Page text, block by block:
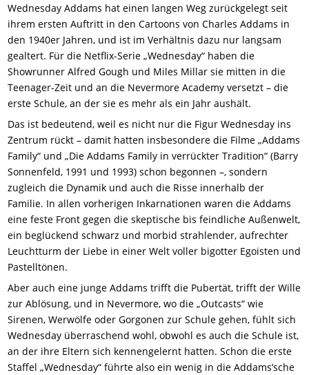
Wednesday Addams hat einen langen Weg zurückgelegt seit
ihrem ersten Auftritt in den Cartoons von Charles Addams in
den 1940er Jahren, und ist im Verhältnis dazu nur langsam
gealtert. Für die Netflix-Serie „Wednesday“ haben die
Showrunner Alfred Gough und Miles Millar sie mitten in die
Teenager-Zeit und an die Nevermore Academy versetzt – die
erste Schule, an der sie es mehr als ein Jahr aushält.
Das ist bedeutend, weil es nicht nur die Figur Wednesday ins
Zentrum rückt – damit hatten insbesondere die Filme „Addams
Family“ und „Die Addams Family in verrückter Tradition“ (Barry
Sonnenfeld, 1991 und 1993) schon begonnen –, sondern
zugleich die Dynamik und auch die Risse innerhalb der
Familie. In allen vorherigen Inkarnationen waren die Addams
eine feste Front gegen die skeptische bis feindliche Außenwelt,
ein beglückend schwarz und morbid strahlender, aufrechter
Leuchtturm der Liebe in einer Welt voller bigotter Egoisten und
Pastelltönen.
Aber auch eine junge Addams trifft die Pubertät, trifft der Wille
zur Ablösung, und in Nevermore, wo die „Outcasts“ wie
Sirenen, Werwölfe oder Gorgonen zur Schule gehen, fühlt sich
Wednesday überraschend wohl, obwohl es auch die Schule ist,
an der ihre Eltern sich kennengelernt hatten. Schon die erste
Staffel „Wednesday“ führte also ein wenig in die Addams’sche